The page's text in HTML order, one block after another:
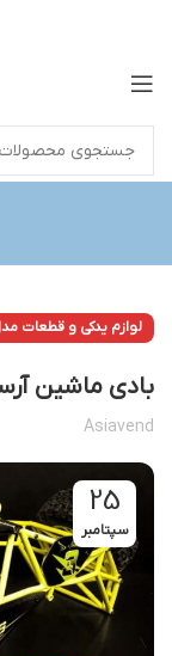
لوازم یدکی و قطعات
بادی ماشین آرسی
Asiavend
25
سپتامبر